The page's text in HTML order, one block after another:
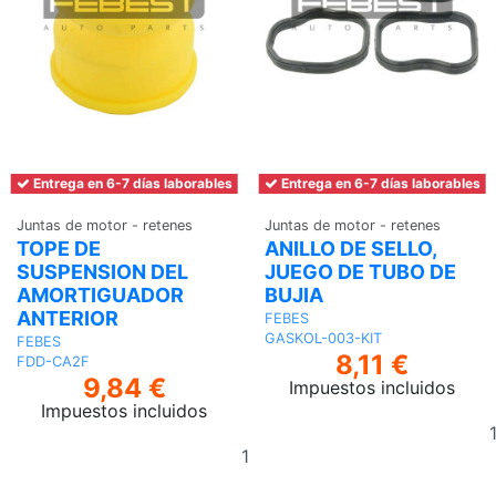
Entrega en 6-7 días laborables
Juntas de motor - retenes
TOPE DE
SUSPENSION DEL
AMORTIGUADOR
ANTERIOR
FEBES
FDD-CA2F
9,84 €
Impuestos incluidos
Entrega en 6-7 días laborables
Juntas de motor - retenes
ANILLO DE SELLO,
JUEGO DE TUBO DE
BUJIA
FEBES
GASKOL-003-KIT
8,11 €
Impuestos incluidos